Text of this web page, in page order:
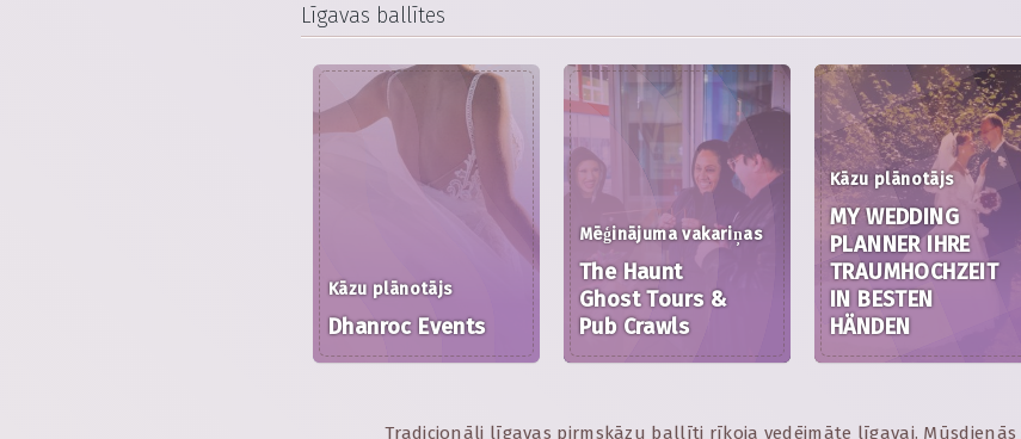
Līgavas ballītes
Kāzu plānotājs
Dhanroc Events
Mēģinājuma vakariņas
The Haunt
Ghost Tours &
Pub Crawls
Kāzu plānotājs
MY WEDDING
PLANNER IHRE
TRAUMHOCHZEIT
IN BESTEN
HÄNDEN
Tradicionāli līgavas pirmskāzu ballīti rīkoja vedējmāte līgavai.